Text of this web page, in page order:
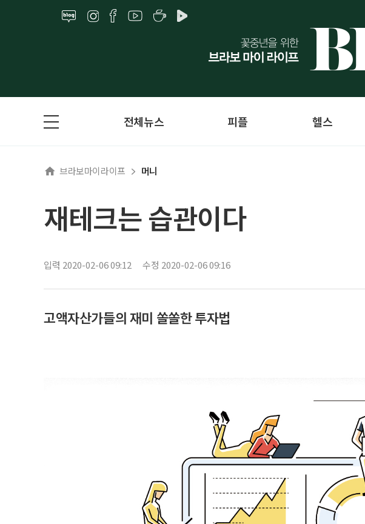
전체뉴스 피플 헬스
브라보마이라이프 머니
재테크는 습관이다
입력 2020-02-06 09:12 수정 2020-02-06 09:16
고액자산가들의 재미 쏠쏠한 투자법